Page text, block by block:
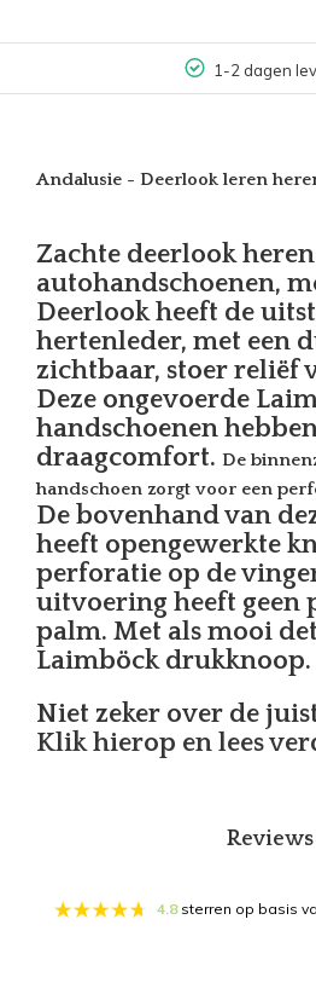
1-2 dagen
Andalusie - Deerlook leren
Zachte deerlook heren
autohandschoenen,
Deerlook heeft de
hertenleder, met een
zichtbaar, stoer reliëf
Deze ongevoerde
handschoenen
draagcomfort. De
handschoen zorgt voor een
De bovenhand van
heeft opengewerkte
perforatie op de
uitvoering heeft geen
palm. Met als mooi
Laimböck drukknoop.
Niet zeker over de
Klik hierop en lees
Reviews
4.8sterren op basis